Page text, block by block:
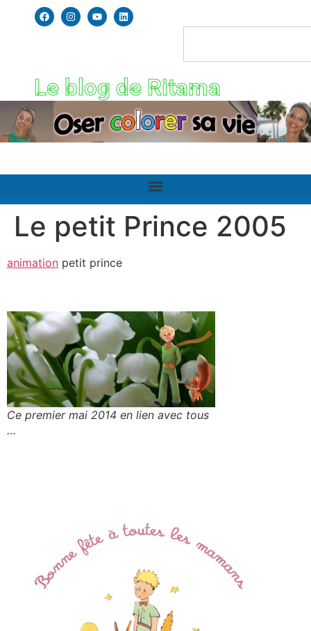
Le blog de Ritama
Le petit Prince 2005
animation petit prince
Ce premier mai 2014 en lien avec tous
…